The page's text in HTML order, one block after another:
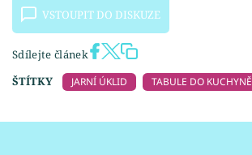
VSTOUPIT DO DISKUZE
Sdílejte článek
ŠTÍTKY
JARNÍ ÚKLID TABULE DO KUCHYNĚ